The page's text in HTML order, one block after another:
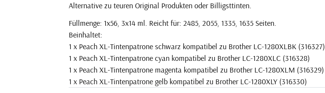
Alternative zu teuren Original Produkten oder Billigsttinten.
Füllmenge: 1x56, 3x14 ml. Reicht für: 2485, 2055, 1335, 1635 Seiten.
Beinhaltet:
1 x Peach XL-Tintenpatrone schwarz kompatibel zu Brother LC-1280XLBK (316327)
1 x Peach XL-Tintenpatrone cyan kompatibel zu Brother LC-1280XLC (316328)
1 x Peach XL-Tintenpatrone magenta kompatibel zu Brother LC-1280XLM (316329)
1 x Peach XL-Tintenpatrone gelb kompatibel zu Brother LC-1280XLY (316330)